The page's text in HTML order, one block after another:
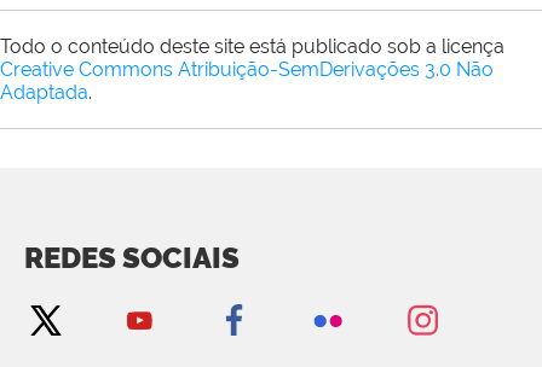
Todo o conteúdo deste site está publicado sob a licença
Creative Commons Atribuição-SemDerivações 3.0 Não
Adaptada.
REDES SOCIAIS